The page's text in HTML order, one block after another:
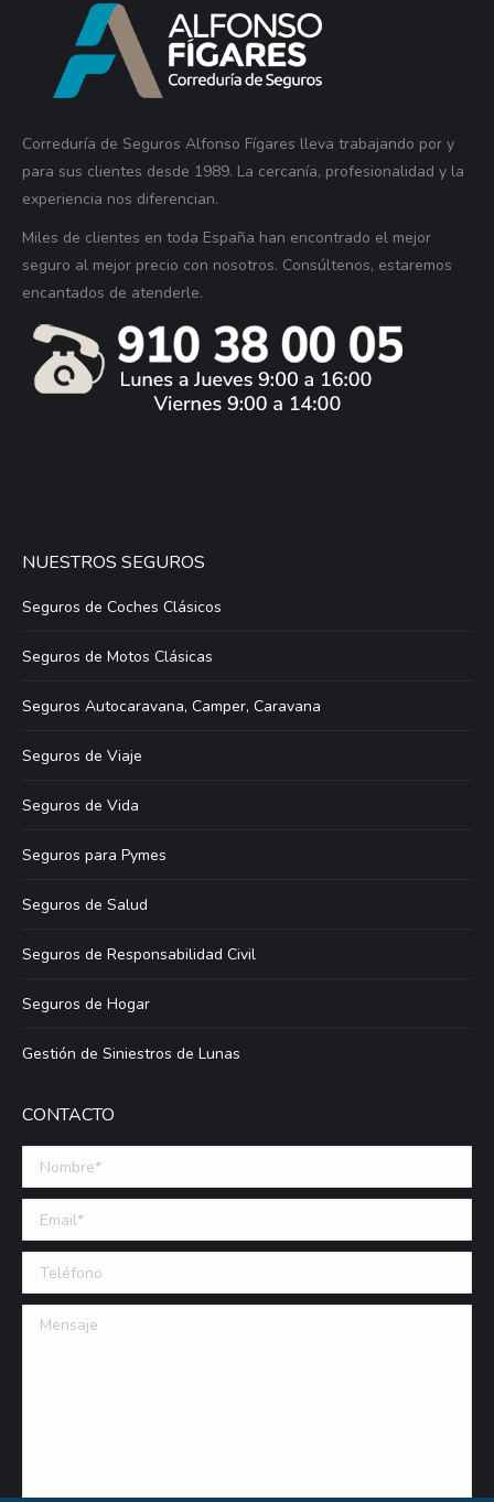
Correduría de Seguros Alfonso Fígares lleva trabajando por y
para sus clientes desde 1989. La cercanía, profesionalidad y la
experiencia nos diferencian.
Miles de clientes en toda España han encontrado el mejor
seguro al mejor precio con nosotros. Consúltenos, estaremos
encantados de atenderle.
NUESTROS SEGUROS
Seguros de Coches Clásicos
Seguros de Motos Clásicas
Seguros Autocaravana, Camper, Caravana
Seguros de Viaje
Seguros de Vida
Seguros para Pymes
Seguros de Salud
Seguros de Responsabilidad Civil
Seguros de Hogar
Gestión de Siniestros de Lunas
CONTACTO
Nombre *
Email (requerido)
Teléfono
Mensaje